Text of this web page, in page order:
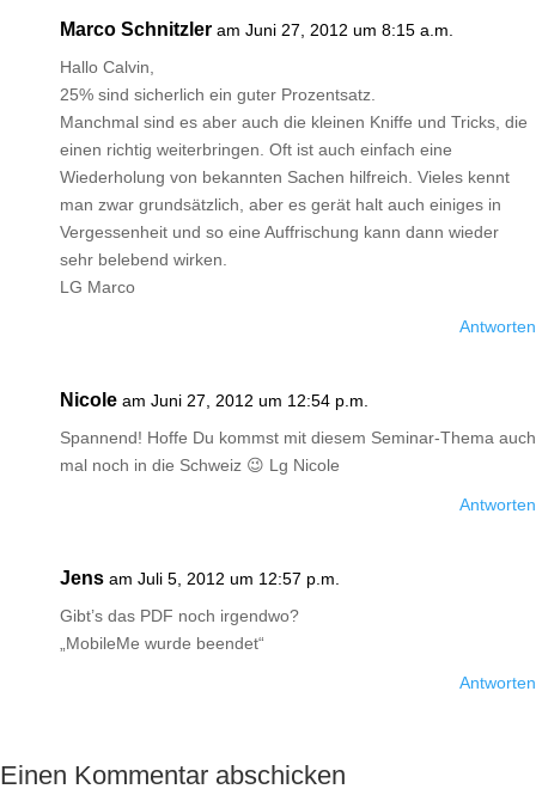
Marco Schnitzler am Juni 27, 2012 um 8:15 a.m.
Hallo Calvin,
25% sind sicherlich ein guter Prozentsatz.
Manchmal sind es aber auch die kleinen Kniffe und Tricks, die
einen richtig weiterbringen. Oft ist auch einfach eine
Wiederholung von bekannten Sachen hilfreich. Vieles kennt
man zwar grundsätzlich, aber es gerät halt auch einiges in
Vergessenheit und so eine Auffrischung kann dann wieder
sehr belebend wirken.
LG Marco
Antworten
Nicole am Juni 27, 2012 um 12:54 p.m.
Spannend! Hoffe Du kommst mit diesem Seminar-Thema auch
mal noch in die Schweiz 😉 Lg Nicole
Antworten
Jens am Juli 5, 2012 um 12:57 p.m.
Gibt’s das PDF noch irgendwo?
„MobileMe wurde beendet“
Antworten
Einen Kommentar abschicken